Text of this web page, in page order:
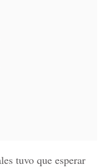
tuvo que esperar